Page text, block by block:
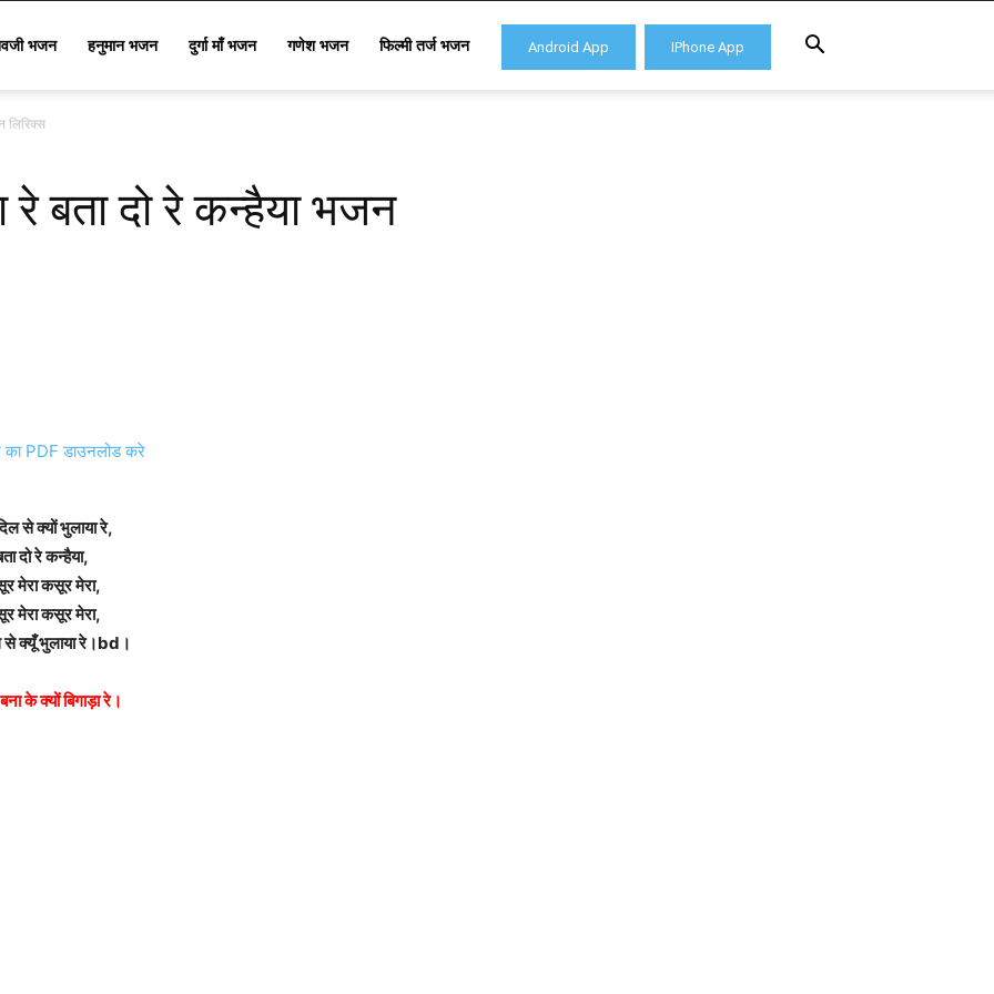
Android App IPhone App
भजन हनुमान भजन दुर्गा माँ भजन गणेश भजन फिल्मी तर्ज भजन
लिरिक्स
बता दो रे कन्हैया भजन
PDF डाउनलोड करे
से क्यों भुलाया रे,
दो रे कन्हैया,
मेरा कसूर मेरा,
मेरा कसूर मेरा,
से क्यूँ भुलाया रे।bd।
के क्यों बिगाड़ा रे।